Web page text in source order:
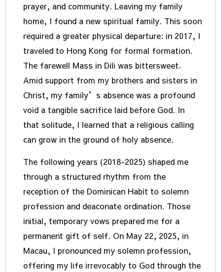
prayer, and community. Leaving my family
home, I found a new spiritual family. This soon
required a greater physical departure: in 2017, I
traveled to Hong Kong for formal formation.
The farewell Mass in Dili was bittersweet.
Amid support from my brothers and sisters in
Christ, my family’s absence was a profound
void a tangible sacrifice laid before God. In
that solitude, I learned that a religious calling
can grow in the ground of holy absence.
The following years (2018-2025) shaped me
through a structured rhythm from the
reception of the Dominican Habit to solemn
profession and deaconate ordination. Those
initial, temporary vows prepared me for a
permanent gift of self. On May 22, 2025, in
Macau, I pronounced my solemn profession,
offering my life irrevocably to God through the